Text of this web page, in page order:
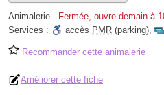
Animalerie - Fermée, ouvre demain à
Services :
accès PMR (parking),
Recommander cette animalerie
Améliorer cette fiche